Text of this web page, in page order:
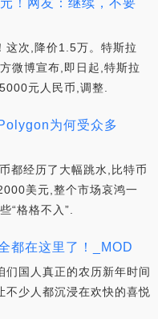
！网友：继续，不要
这次,降价1.5万。特斯拉
微博宣布,即日起,特斯拉
元人民币,调整.
为何受众多
都经历了大幅跳水,比特币
美元,整个市场哀鸿一
“格格不入”.
都在这里了！_MOD
国人真正的农历新年时间
少人都沉浸在欢快的喜悦